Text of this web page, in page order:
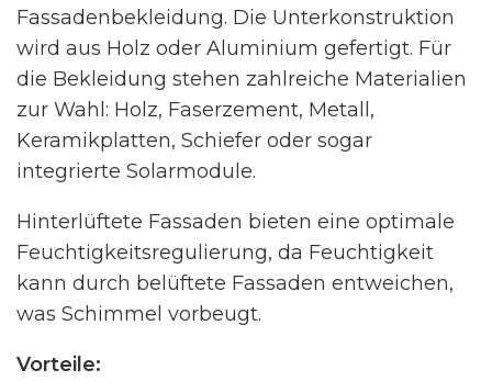
Fassadenbekleidung. Die Unterkonstruktion
wird aus Holz oder Aluminium gefertigt. Für
die Bekleidung stehen zahlreiche Materialien
zur Wahl: Holz, Faserzement, Metall,
Keramikplatten, Schiefer oder sogar
integrierte Solarmodule.
Hinterlüftete Fassaden bieten eine optimale
Feuchtigkeitsregulierung, da Feuchtigkeit
kann durch belüftete Fassaden entweichen,
was Schimmel vorbeugt.
Vorteile: